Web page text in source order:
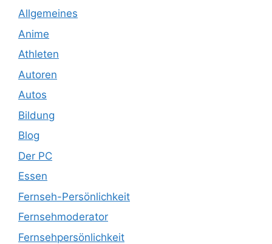
Allgemeines
Anime
Athleten
Autoren
Autos
Bildung
Blog
Der PC
Essen
Fernseh-Persönlichkeit
Fernsehmoderator
Fernsehpersönlichkeit